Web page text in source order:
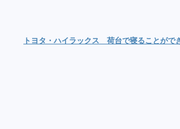
トヨタ・ハイラックス 荷台で寝ることがで